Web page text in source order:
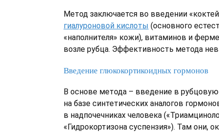
Метод заключается во введении
гиалуроновой кислоты (основного
«наполнителя» кожи), витаминов и
возле рубца. Эффективность метода
Введение глюкокортикоидных гормонов
В основе метода – введение в
на базе синтетических аналогов
в надпочечниках человека
«Гидрокортизона суспензия»). Там они,